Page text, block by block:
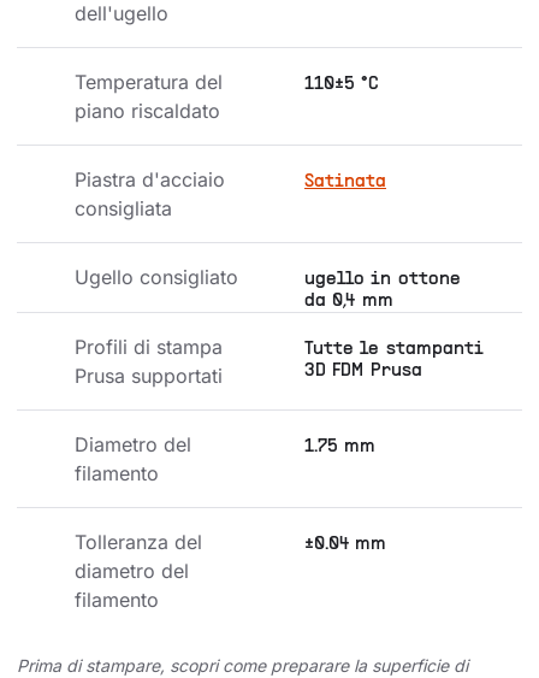
dell'ugello
Temperatura del
piano riscaldato
110±5 °C
Piastra d'acciaio
consigliata
Satinata
Ugello consigliato
ugello in ottone
da 0,4 mm
Profili di stampa
Prusa supportati
Tutte le stampanti
3D FDM Prusa
Diametro del
filamento
1.75 mm
Tolleranza del
diametro del
filamento
±0.04 mm
Prima di stampare, scopri come preparare la superficie di